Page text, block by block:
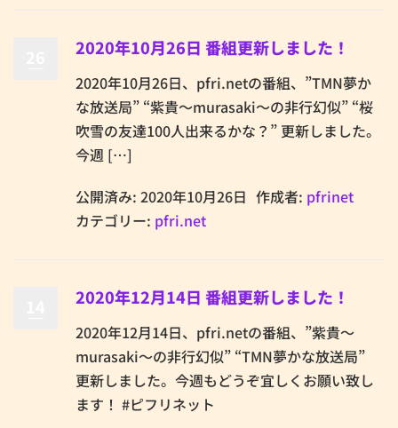
2020年10月26日 番組更新しました！
2020年10月26日、pfri.netの番組、”TMN夢か
な放送局” “紫貴～murasaki～の非行幻似” “桜
吹雪の友達100人出来るかな？” 更新しました。
今週 […]
公開済み: 2020年10月26日 作成者: pfrinet
カテゴリー: pfri.net
2020年12月14日 番組更新しました！
2020年12月14日、pfri.netの番組、”紫貴～
murasaki～の非行幻似” “TMN夢かな放送局”
更新しました。今週もどうぞ宜しくお願い致し
ます！ #ピフリネット